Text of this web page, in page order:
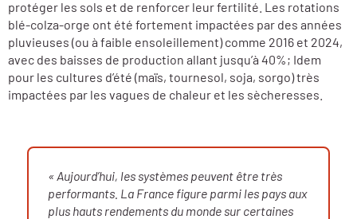
protéger les sols et de renforcer leur fertilité. Les rotations
blé-colza-orge ont été fortement impactées par des années
pluvieuses (ou à faible ensoleillement) comme 2016 et 2024,
avec des baisses de production allant jusqu’à 40%; Idem
pour les cultures d’été (maïs, tournesol, soja, sorgo) très
impactées par les vagues de chaleur et les sècheresses.
« Aujourd’hui, les systèmes peuvent être très
performants. La France figure parmi les pays aux
plus hauts rendements du monde sur certaines